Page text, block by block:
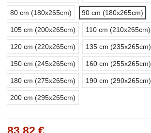
80 cm (180x265cm) 90 cm (180x265cm)
105 cm (200x265cm) 110 cm (210x265cm)
120 cm (220x265cm) 135 cm (235x265cm)
150 cm (245x265cm) 160 cm (255x265cm)
180 cm (275x265cm) 190 cm (290x265cm)
200 cm (295x265cm)